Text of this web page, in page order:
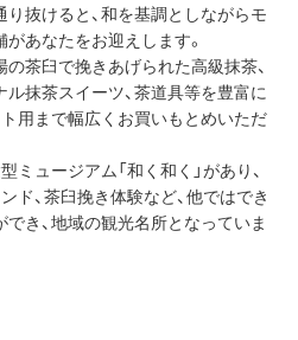
抜けると、和を基調としながらモ
あなたをお迎えします。
茶臼で挽きあげられた高級抹茶、
抹茶スイーツ、茶道具等を豊富に
用まで幅広くお買いもとめいただ
ミュージアム「和く和く」があり、
ド、茶臼挽き体験など、他ではでき
き、地域の観光名所となっていま